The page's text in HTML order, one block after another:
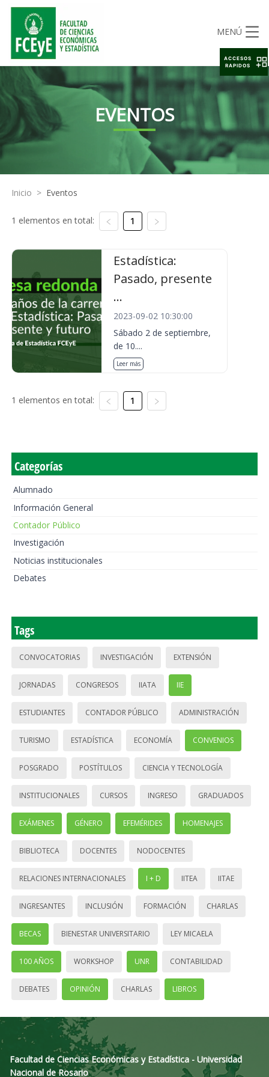
MENÚ
EVENTOS
Inicio > Eventos
1 elementos en total: 1
Estadística:
Pasado, presente
...
2023-09-02 10:30:00
Sábado 2 de septiembre,
de 10....
Leer más
1 elementos en total: 1
Categorías
Alumnado
Información General
Contador Público
Investigación
Noticias institucionales
Debates
Tags
CONVOCATORIAS INVESTIGACIÓN EXTENSIÓN
JORNADAS CONGRESOS IIATA IIE
ESTUDIANTES CONTADOR PÚBLICO ADMINISTRACIÓN
TURISMO ESTADÍSTICA ECONOMÍA CONVENIOS
POSGRADO POSTÍTULOS CIENCIA Y TECNOLOGÍA
INSTITUCIONALES CURSOS INGRESO GRADUADOS
EXÁMENES GÉNERO EFEMÉRIDES HOMENAJES
BIBLIOTECA DOCENTES NODOCENTES
RELACIONES INTERNACIONALES I + D IITEA IITAE
INGRESANTES INCLUSIÓN FORMACIÓN CHARLAS
BECAS BIENESTAR UNIVERSITARIO LEY MICAELA
100 AÑOS WORKSHOP UNR CONTABILIDAD
DEBATES OPINIÓN CHARLAS LIBROS
Facultad de Ciencias Económicas y Estadística - Universidad
Nacional de Rosario
ACCESOS
RAPIDOS